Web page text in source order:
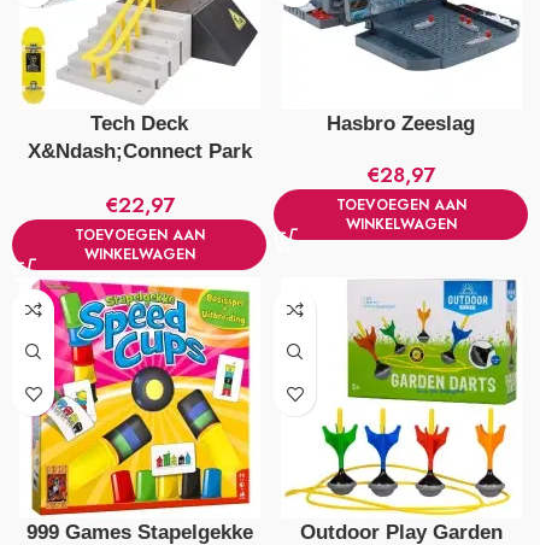
Tech Deck
X&Ndash;Connect Park
Assorti
€22,97
TOEVOEGEN AAN
WINKELWAGEN
Hasbro Zeeslag
€28,97
TOEVOEGEN AAN
WINKELWAGEN
999 Games Stapelgekke Outdoor Play Garden